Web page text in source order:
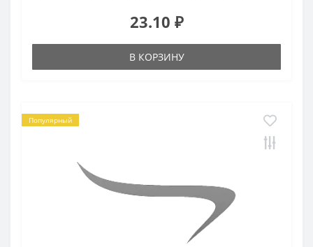
23.10 ₽
В КОРЗИНУ
Популярный